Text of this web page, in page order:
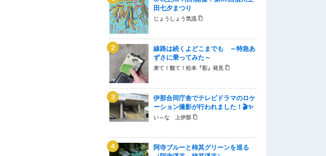
田七夕まつり
じょうしょう気流
線路は続くよどこまでも ～特急あ
ずさに乗ってみた～
来て！観て！松本『彩』発見
伊那合同庁舎でテレビドラマのロケ
ーション撮影が行われました！🎬✨
い～な 上伊那
阿寺ブルーと柿其グリーンを巡る